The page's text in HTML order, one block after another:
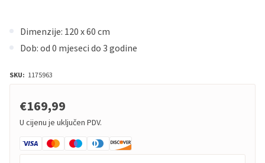
Dimenzije: 120 x 60 cm
Dob: od 0 mjeseci do 3 godine
SKU: 1175963
€169,99
U cijenu je uključen PDV.